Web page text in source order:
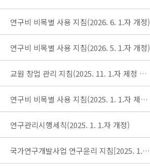
연구비 비목별 사용 지침(2026. 6. 1.자 개정)
연구비 비목별 사용 지침(2026. 5. 1.자 개정)
교원 창업 관리 지침(2025. 11. 1.자 제정 시행)
연구비 비목별 사용 지침(2025. 1. 1.자 제정 시행)
연구관리시행세칙(2025. 1. 1.자 개정)
국가연구개발사업 연구윤리 지침[2025. 1. 1.자 개정]